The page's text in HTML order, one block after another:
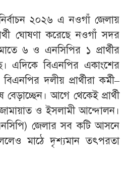
২০২৬ এ নওগাঁ জেলায়
ঘোষণা করেছে নওগাঁ সদর
৬ ও এনসিপির ১ প্রার্থীর
এদিকে বিএনপির একাংশের
দলীয় প্রার্থীরা কর্মী–
আগে থেকেই প্রার্থী
ও ইসলামী আন্দোলন।
জেলার সব কটি আসনে
মাঠে দৃশ্যমান তৎপরতা